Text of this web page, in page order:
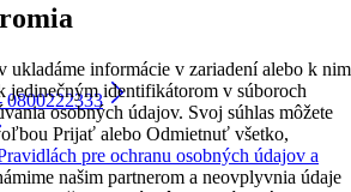
ukladáme informácie v zariadení alebo k nim
jedinečným identifikátorom v súboroch
osobných údajov. Svoj súhlas môžete
Prijať alebo Odmietnuť všetko,
pre ochranu osobných údajov a
našim partnerom a neovplyvnia údaje
0800222333